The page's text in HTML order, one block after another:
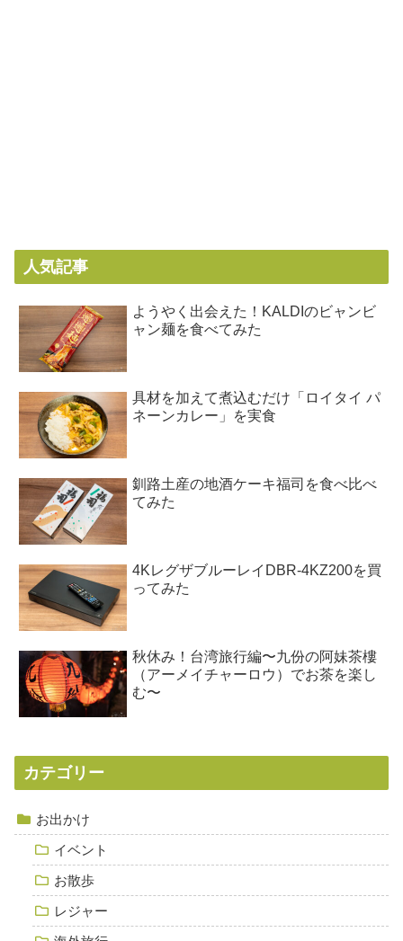
人気記事
ようやく出会えた！KALDIのビャンビ
ャン麺を食べてみた
具材を加えて煮込むだけ「ロイタイ パ
ネーンカレー」を実食
釧路土産の地酒ケーキ福司を食べ比べ
てみた
4KレグザブルーレイDBR-4KZ200を買
ってみた
秋休み！台湾旅行編〜九份の阿妹茶樓
（アーメイチャーロウ）でお茶を楽し
む〜
カテゴリー
お出かけ
イベント
お散歩
レジャー